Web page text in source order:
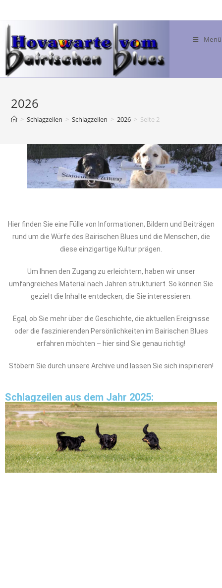
Menü
2026
> Schlagzeilen > Schlagzeilen > 2026 > Seite 2
Hier finden Sie eine Fülle von Informationen, Bildern und Beiträgen
rund um die Würfe des Bairischen Blues und die Menschen, die
diese einzigartige Kultur prägen.
Um Ihnen den Zugang zu erleichtern, haben wir unser
umfangreiches Material nach Jahren strukturiert. So können Sie
gezielt die Inhalte entdecken, die Sie interessieren.
Egal, ob Sie mehr über die Geschichte, die aktuellen Ereignisse
oder die faszinierenden Persönlichkeiten im Bairischen Blues
erfahren möchten – hier sind Sie genau richtig!
Stöbern Sie durch unsere Archive und lassen Sie sich inspirieren!
Schlagzeilen aus dem Jahr 2025: